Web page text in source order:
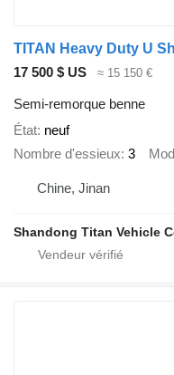
17 500 $ US ≈ 15 150 €
Semi-remorque benne
État neuf
Nombre d'essieux 3
Chine, Jinan
Shandong Titan Vehicle